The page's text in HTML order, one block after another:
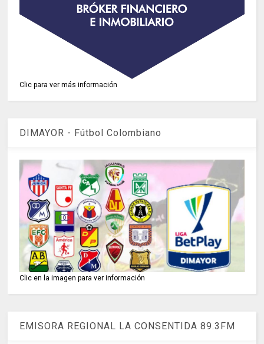
Clic para ver más información
DIMAYOR - Fútbol Colombiano
Clic en la imagen para ver información
EMISORA REGIONAL LA CONSENTIDA 89.3FM